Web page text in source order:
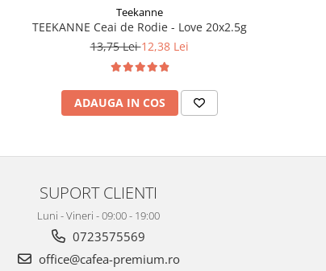
Teekanne
TEEKANNE Ceai de Rodie - Love 20x2.5g
13,75 Lei12,38 Lei
ADAUGA IN COS
SUPORT CLIENTI
Luni - Vineri - 09:00 - 19:00
0723575569
office@cafea-premium.ro